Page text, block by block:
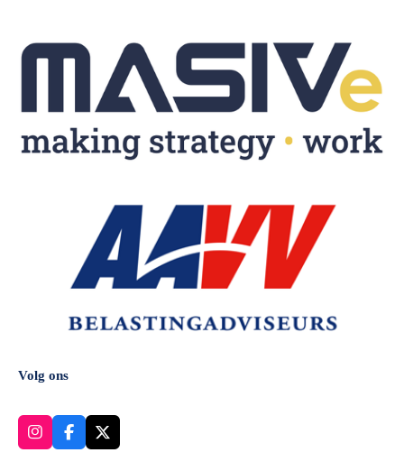
Volg ons
I
F
X